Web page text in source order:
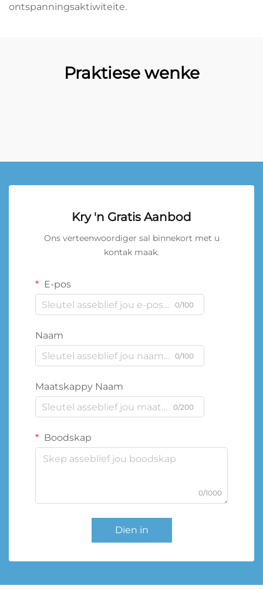
ontspanningsaktiwiteite.
Praktiese wenke
Kry 'n Gratis Aanbod
Ons verteenwoordiger sal binnekort met u
kontak maak.
E-pos
0/100
Naam
0/100
Maatskappy Naam
0/200
Boodskap
0/1000
Dien in